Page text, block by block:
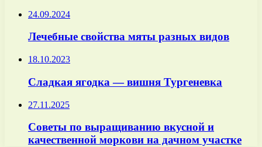
24.09.2024
Лечебные свойства мяты разных видов
18.10.2023
Сладкая ягодка — вишня Тургеневка
27.11.2025
Советы по выращиванию вкусной и
качественной моркови на дачном участке